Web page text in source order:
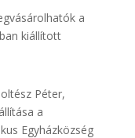
a
kiállított
Péter,
a
Egyházközség